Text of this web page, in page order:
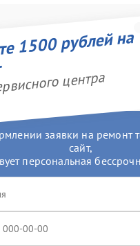
1500 рублей на
центра
заявки на ремонт
сайт,
персональная